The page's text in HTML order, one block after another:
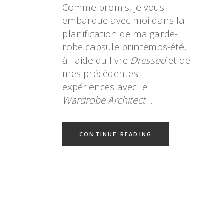
Comme promis, je vous
embarque avec moi dans la
planification de ma garde-
robe capsule printemps-été,
à l'aide du livre Dressedet de
mes précédentes
expériences avec le
Wardrobe Architect.
CONTINUE READING